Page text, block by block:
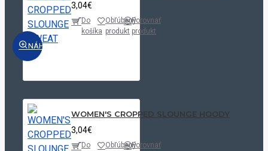
NÁHĽAD
3,04€
Do
košíka
Obľúbený
produkt
Porovnať
produkt
WOMEN'S CROPPED SLOUNGE HOODY
3,04€
Do
ObľúbenýPorovnať